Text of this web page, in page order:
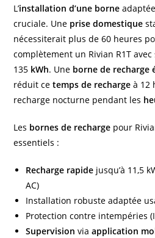
L’installation d’une borne
cruciale. Une prise domestique
nécessiterait plus de 60 heures
complètement un Rivian R1T
135 kWh. Une borne de recharge
réduit cetemps de recharge à 12
recharge nocturne pendant les
Les bornes de recharge pour
essentiels :
Recharge rapide jusqu’à 11,5
AC)
Installation robuste adaptée
Protection contre intempéries
Supervision viaapplication